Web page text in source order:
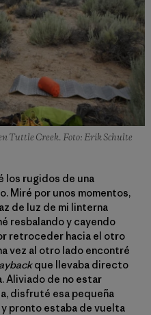
Tuttle Creek. Foto: Erik Schulte
los rugidos de una
Miré por unos momentos,
de luz de mi linterna
resbalando y cayendo
retroceder hacia el otro
vez al otro lado encontré
que llevaba directo
Aliviado de no estar
disfruté esa pequeña
pronto estaba de vuelta